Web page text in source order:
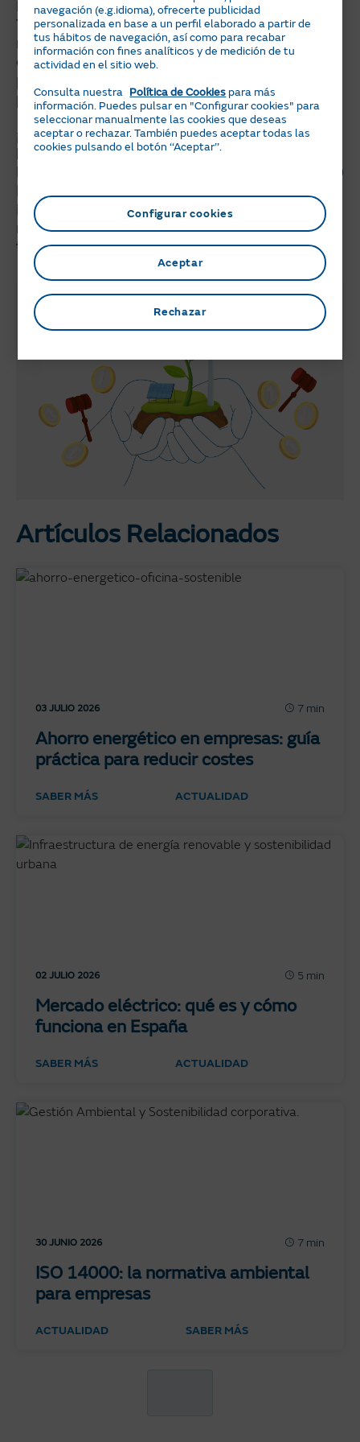
MWp cada una), Las Salinetas (4,2 MWp) y
Telde I, II, IV y V (3,6, 1,9, 2,1 y 1,8 MWp,
respectivamente). Estas plantas iniciarán su
construcción a lo largo de este año y serán
puestas en funcionamiento a lo largo del
próximo ejercicio.
¡Seguimos dando pasos hacia un modelo
basado en energías y tecnologías limpias! Con
los
197 MW de fotovoltaica y alrededor de 40
MW de eólica,se desarrollarán
infraestructuras que permitirán inyectar a la
red eléctrica más MWh provenientes de
fuentes 100% renovables.
Artículos Relacionados
03 JULIO 2026 7 min
Ahorro energético en empresas: guía
práctica para reducir costes
SABER MÁS ACTUALIDAD
02 JULIO 2026 5 min
Mercado eléctrico: qué es y cómo
funciona en España
SABER MÁS ACTUALIDAD
30 JUNIO 2026 7 min
ISO 14000: la normativa ambiental
para empresas
ACTUALIDAD SABER MÁS
navegación (e.g.idioma), ofrecerte publicidad
personalizada en base a un perfil elaborado a partir de
tus hábitos de navegación, así como para recabar
información con fines analíticos y de medición de tu
actividad en el sitio web.
Consulta nuestra Política de Cookies para más
información. Puedes pulsar en "Configurar cookies" para
seleccionar manualmente las cookies que deseas
aceptar o rechazar. También puedes aceptar todas las
cookies pulsando el botón ‘‘Aceptar’’.
Configurar cookies
Rechazar
Aceptar